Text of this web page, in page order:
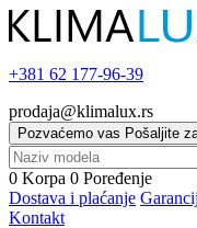
+381 62 177-96-39
prodaja@klimalux.rs
Pozvaćemo vas Pošaljite
0 Korpa 0 Poređenje
Dostava i plaćanje
Kontakt